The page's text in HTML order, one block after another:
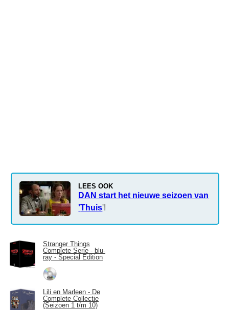
LEES OOK
DAN start het nieuwe seizoen van
'Thuis'!
Stranger Things
Complete Serie - blu-
ray - Special Edition
Lili en Marleen - De
Complete Collectie
(Seizoen 1 t/m 10)